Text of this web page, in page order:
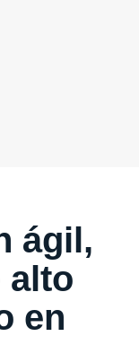
ágil,
alto
en